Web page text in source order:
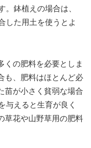
。鉢植えの場合は、
した用土を使うとよ
くの肥料を必要としま
も、肥料はほとんど必
苗が小さく貧弱な場合
与えると生育が良く
草花や山野草用の肥料